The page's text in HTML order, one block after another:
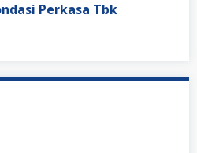
Perkasa Tbk